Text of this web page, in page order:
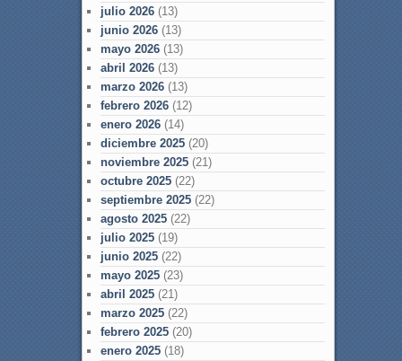
julio 2026(13)
junio 2026(13)
mayo 2026(13)
abril 2026(13)
marzo 2026(13)
febrero 2026(12)
enero 2026(14)
diciembre 2025(20)
noviembre 2025(21)
octubre 2025(22)
septiembre 2025(22)
agosto 2025(22)
julio 2025(19)
junio 2025(22)
mayo 2025(23)
abril 2025(21)
marzo 2025(22)
febrero 2025(20)
enero 2025(18)